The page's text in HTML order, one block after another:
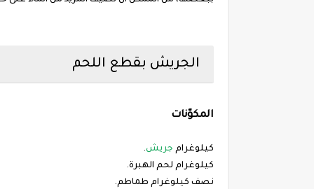
الجريش بقطع اللحم
المكوّنات
كيلوغرام جريش.
كيلوغرام لحم الهبرة.
نصف كيلوغرام طماطم.